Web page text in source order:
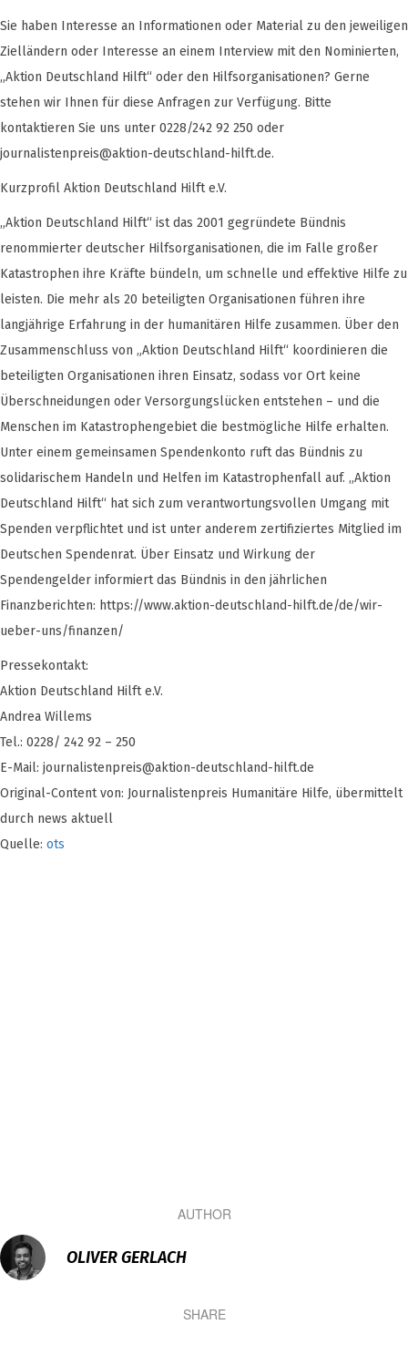
Sie haben Interesse an Informationen oder Material zu den jeweiligen
Zielländern oder Interesse an einem Interview mit den Nominierten,
„Aktion Deutschland Hilft“ oder den Hilfsorganisationen? Gerne
stehen wir Ihnen für diese Anfragen zur Verfügung. Bitte
kontaktieren Sie uns unter 0228/242 92 250 oder
journalistenpreis@aktion-deutschland-hilft.de.
Kurzprofil Aktion Deutschland Hilft e.V.
„Aktion Deutschland Hilft“ ist das 2001 gegründete Bündnis
renommierter deutscher Hilfsorganisationen, die im Falle großer
Katastrophen ihre Kräfte bündeln, um schnelle und effektive Hilfe zu
leisten. Die mehr als 20 beteiligten Organisationen führen ihre
langjährige Erfahrung in der humanitären Hilfe zusammen. Über den
Zusammenschluss von „Aktion Deutschland Hilft“ koordinieren die
beteiligten Organisationen ihren Einsatz, sodass vor Ort keine
Überschneidungen oder Versorgungslücken entstehen – und die
Menschen im Katastrophengebiet die bestmögliche Hilfe erhalten.
Unter einem gemeinsamen Spendenkonto ruft das Bündnis zu
solidarischem Handeln und Helfen im Katastrophenfall auf. „Aktion
Deutschland Hilft“ hat sich zum verantwortungsvollen Umgang mit
Spenden verpflichtet und ist unter anderem zertifiziertes Mitglied im
Deutschen Spendenrat. Über Einsatz und Wirkung der
Spendengelder informiert das Bündnis in den jährlichen
Finanzberichten: https://www.aktion-deutschland-hilft.de/de/wir-
ueber-uns/finanzen/
Pressekontakt:
Aktion Deutschland Hilft e.V.
Andrea Willems
Tel.: 0228/ 242 92 – 250
E-Mail: journalistenpreis@aktion-deutschland-hilft.de
Original-Content von: Journalistenpreis Humanitäre Hilfe, übermittelt
durch news aktuell
Quelle: ots
AUTHOR
OLIVER GERLACH
SHARE